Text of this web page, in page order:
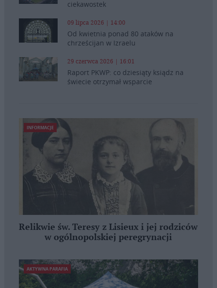
ciekawostek
09 lipca 2026 | 14:00
Od kwietnia ponad 80 ataków na
chrześcijan w Izraelu
29 czerwca 2026 | 16:01
Raport PKWP: co dziesiąty ksiądz na
świecie otrzymał wsparcie
INFORMACJE
Relikwie św. Teresy z Lisieux i jej rodziców
w ogólnopolskiej peregrynacji
AKTYWNA PARAFIA